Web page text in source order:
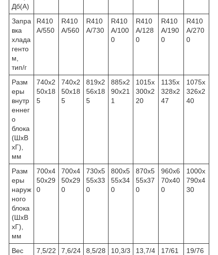
Дб(А)
Запра
вка
хлада
генто
м,
тип/г
R410
A/550
R410
A/560
R410
A/730
R410
A/100
0
R410
A/128
0
R410
A/190
0
R410
A/270
0
Разм
еры
внутр
еннег
о
блока
(ШхВ
хГ),
мм
740x2
50x18
5
740x2
50x18
5
819x2
56x18
5
885x2
90x21
1
1015x
300x2
20
1135x
328x2
47
1075x
326x2
40
Разм
еры
наруж
ного
блока
(ШхВ
хГ),
мм
700x4
50x29
0
700x4
50x29
0
730x5
55x33
0
800x5
55x34
0
870x5
55x37
0
960x6
70x40
0
1000x
790x4
30
Вес
7,5/22
7,6/24
8,5/28
10,3/3
13,7/4
17/61 19/76